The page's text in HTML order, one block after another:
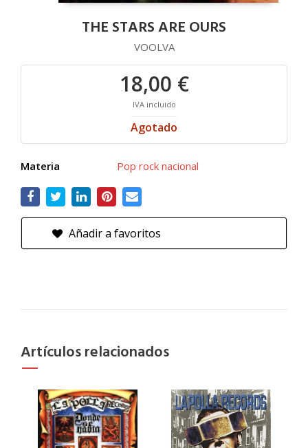
THE STARS ARE OURS
VOOLVA
18,00 €
IVA incluido
Agotado
Materia Pop rock nacional
Añadir a favoritos
Artículos relacionados